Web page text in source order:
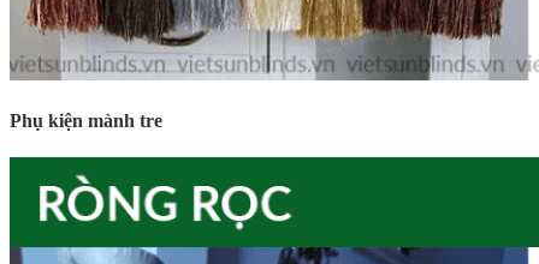
Phụ kiện mành tre